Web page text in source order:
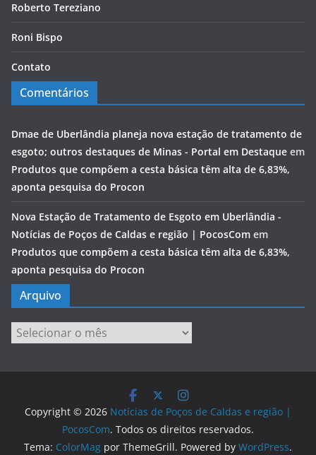
Roberto Tereziano
Roni Bispo
Contato
Comentários
Dmae de Uberlândia planeja nova estação de tratamento de
esgoto; outros destaques de Minas - Portal em Destaque em
Produtos que compõem a cesta básica têm alta de 6,83%,
aponta pesquisa do Procon
Nova Estação de Tratamento de Esgoto em Uberlândia -
Notícias de Poços de Caldas e região | PocosCom em
Produtos que compõem a cesta básica têm alta de 6,83%,
aponta pesquisa do Procon
Arquivo
Arquivo
Copyright © 2026 Notícias de Poços de Caldas e região |
PocosCom. Todos os direitos reservados.
Tema: ColorMag por ThemeGrill. Powered by WordPress.